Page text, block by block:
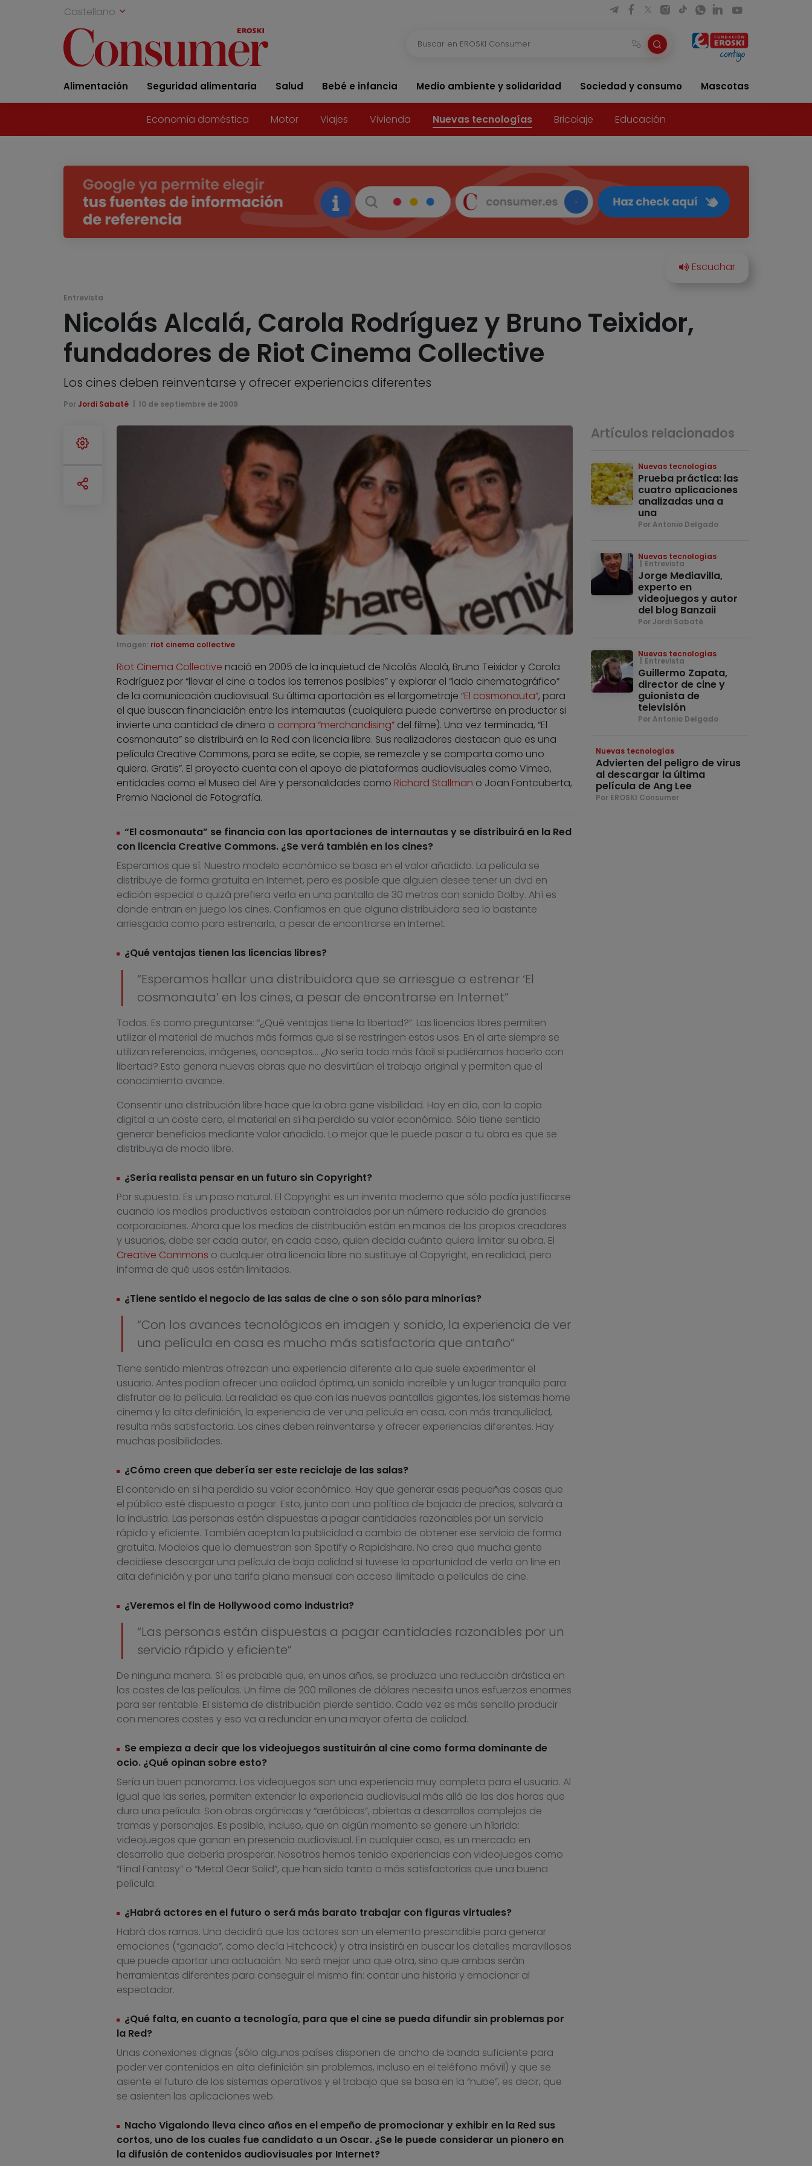
Castellano
Alimentación Seguridad alimentaria Salud Bebé e infancia Medio ambiente y solidaridad Sociedad y consumo Mascotas
Economía doméstica Motor Viajes Vivienda Nuevas tecnologías Bricolaje Educación
Entrevista
Nicolás Alcalá, Carola Rodríguez y Bruno Teixidor,
fundadores de Riot Cinema Collective
Los cines deben reinventarse y ofrecer experiencias diferentes
Por Jordi Sabaté 10 de septiembre de 2009
Imagen: riot cinema collective
Riot Cinema Collective nació en 2005 de la inquietud de Nicolás Alcalá, Bruno Teixidor y Carola
Rodríguez por “llevar el cine a todos los terrenos posibles” y explorar el “lado cinematográfico”
de la comunicación audiovisual. Su última aportación es el largometraje “El cosmonauta”, para
el que buscan financiación entre los internautas (cualquiera puede convertirse en productor si
invierte una cantidad de dinero o compra “merchandising”del filme). Una vez terminada, “El
cosmonauta” se distribuirá en la Red con licencia libre. Sus realizadores destacan que es una
película Creative Commons, para se edite, se copie, se remezcle y se comparta como uno
quiera. Gratis”. El proyecto cuenta con el apoyo de plataformas audiovisuales como Vimeo,
entidades como el Museo del Aire y personalidades como Richard Stallman o Joan Fontcuberta,
Premio Nacional de Fotografía.
“El cosmonauta” se financia con las aportaciones de internautas y se distribuirá en la Red
con licencia Creative Commons. ¿Se verá también en los cines?
Esperamos que sí. Nuestro modelo económico se basa en el valor añadido. La película se
distribuye de forma gratuita en Internet, pero es posible que alguien desee tener un dvd en
edición especial o quizá prefiera verla en una pantalla de 30 metros con sonido Dolby. Ahí es
donde entran en juego los cines. Confiamos en que alguna distribuidora sea lo bastante
arriesgada como para estrenarla, a pesar de encontrarse en Internet.
¿Qué ventajas tienen las licencias libres?
“Esperamos hallar una distribuidora que se arriesgue a estrenar ‘El
cosmonauta’ en los cines, a pesar de encontrarse en Internet”
Todas. Es como preguntarse: “¿Qué ventajas tiene la libertad?”. Las licencias libres permiten
utilizar el material de muchas más formas que si se restringen estos usos. En el arte siempre se
utilizan referencias, imágenes, conceptos… ¿No sería todo más fácil si pudiéramos hacerlo con
libertad? Esto genera nuevas obras que no desvirtúan el trabajo original y permiten que el
conocimiento avance.
Consentir una distribución libre hace que la obra gane visibilidad. Hoy en día, con la copia
digital a un coste cero, el material en sí ha perdido su valor económico. Sólo tiene sentido
generar beneficios mediante valor añadido. Lo mejor que le puede pasar a tu obra es que se
distribuya de modo libre.
¿Sería realista pensar en un futuro sin Copyright?
Por supuesto. Es un paso natural. El Copyright es un invento moderno que sólo podía justificarse
cuando los medios productivos estaban controlados por un número reducido de grandes
corporaciones. Ahora que los medios de distribución están en manos de los propios creadores
y usuarios, debe ser cada autor, en cada caso, quien decida cuánto quiere limitar su obra. El
Creative Commons o cualquier otra licencia libre no sustituye al Copyright, en realidad, pero
informa de qué usos están limitados.
¿Tiene sentido el negocio de las salas de cine o son sólo para minorías?
“Con los avances tecnológicos en imagen y sonido, la experiencia de ver
una película en casa es mucho más satisfactoria que antaño”
Tiene sentido mientras ofrezcan una experiencia diferente a la que suele experimentar el
usuario. Antes podían ofrecer una calidad óptima, un sonido increíble y un lugar tranquilo para
disfrutar de la película. La realidad es que con las nuevas pantallas gigantes, los sistemas home
cinema y la alta definición, la experiencia de ver una película en casa, con más tranquilidad,
resulta más satisfactoria. Los cines deben reinventarse y ofrecer experiencias diferentes. Hay
muchas posibilidades.
¿Cómo creen que debería ser este reciclaje de las salas?
El contenido en sí ha perdido su valor económico. Hay que generar esas pequeñas cosas que
el público esté dispuesto a pagar. Esto, junto con una política de bajada de precios, salvará a
la industria. Las personas están dispuestas a pagar cantidades razonables por un servicio
rápido y eficiente. También aceptan la publicidad a cambio de obtener ese servicio de forma
gratuita. Modelos que lo demuestran son Spotify o Rapidshare. No creo que mucha gente
decidiese descargar una película de baja calidad si tuviese la oportunidad de verla on line en
alta definición y por una tarifa plana mensual con acceso ilimitado a películas de cine.
¿Veremos el fin de Hollywood como industria?
“Las personas están dispuestas a pagar cantidades razonables por un
servicio rápido y eficiente”
De ninguna manera. Sí es probable que, en unos años, se produzca una reducción drástica en
los costes de las películas. Un filme de 200 millones de dólares necesita unos esfuerzos enormes
para ser rentable. El sistema de distribución pierde sentido. Cada vez es más sencillo producir
con menores costes y eso va a redundar en una mayor oferta de calidad.
Se empieza a decir que los videojuegos sustituirán al cine como forma dominante de
ocio. ¿Qué opinan sobre esto?
Sería un buen panorama. Los videojuegos son una experiencia muy completa para el usuario. Al
igual que las series, permiten extender la experiencia audiovisual más allá de las dos horas que
dura una película. Son obras orgánicas y “aeróbicas”, abiertas a desarrollos complejos de
tramas y personajes. Es posible, incluso, que en algún momento se genere un híbrido:
videojuegos que ganan en presencia audiovisual. En cualquier caso, es un mercado en
desarrollo que debería prosperar. Nosotros hemos tenido experiencias con videojuegos como
“Final Fantasy” o “Metal Gear Solid”, que han sido tanto o más satisfactorias que una buena
película.
¿Habrá actores en el futuro o será más barato trabajar con figuras virtuales?
Habrá dos ramas. Una decidirá que los actores son un elemento prescindible para generar
emociones (“ganado”, como decía Hitchcock) y otra insistirá en buscar los detalles maravillosos
que puede aportar una actuación. No será mejor una que otra, sino que ambas serán
herramientas diferentes para conseguir el mismo fin: contar una historia y emocionar al
espectador.
¿Qué falta, en cuanto a tecnología, para que el cine se pueda difundir sin problemas por
la Red?
Unas conexiones dignas (sólo algunos países disponen de ancho de banda suficiente para
poder ver contenidos en alta definición sin problemas, incluso en el teléfono móvil) y que se
asiente el futuro de los sistemas operativos y el trabajo que se basa en la “nube”, es decir, que
se asienten las aplicaciones web.
Nacho Vigalondo lleva cinco años en el empeño de promocionar y exhibir en la Red sus
cortos, uno de los cuales fue candidato a un Oscar. ¿Se le puede considerar un pionero en
la difusión de contenidos audiovisuales por Internet?
Artículos relacionados
Nuevas tecnologías
Prueba práctica: las
cuatro aplicaciones
analizadas una a
una
Por Antonio Delgado
Nuevas tecnologías
Entrevista
Jorge Mediavilla,
experto en
videojuegos y autor
del blog Banzaii
Por Jordi Sabaté
Nuevas tecnologías
Entrevista
Guillermo Zapata,
director de cine y
guionista de
televisión
Por Antonio Delgado
Nuevas tecnologías
Advierten del peligro de virus
al descargar la última
película de Ang Lee
Por EROSKI Consumer